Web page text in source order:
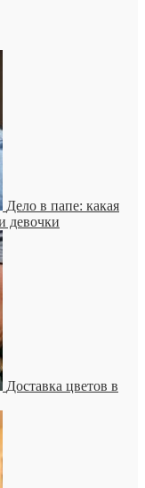
Дело в папе: какая
девочки
Доставка цветов в